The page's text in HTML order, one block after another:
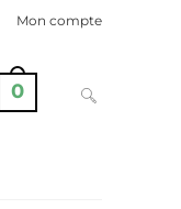
Mon compte
0